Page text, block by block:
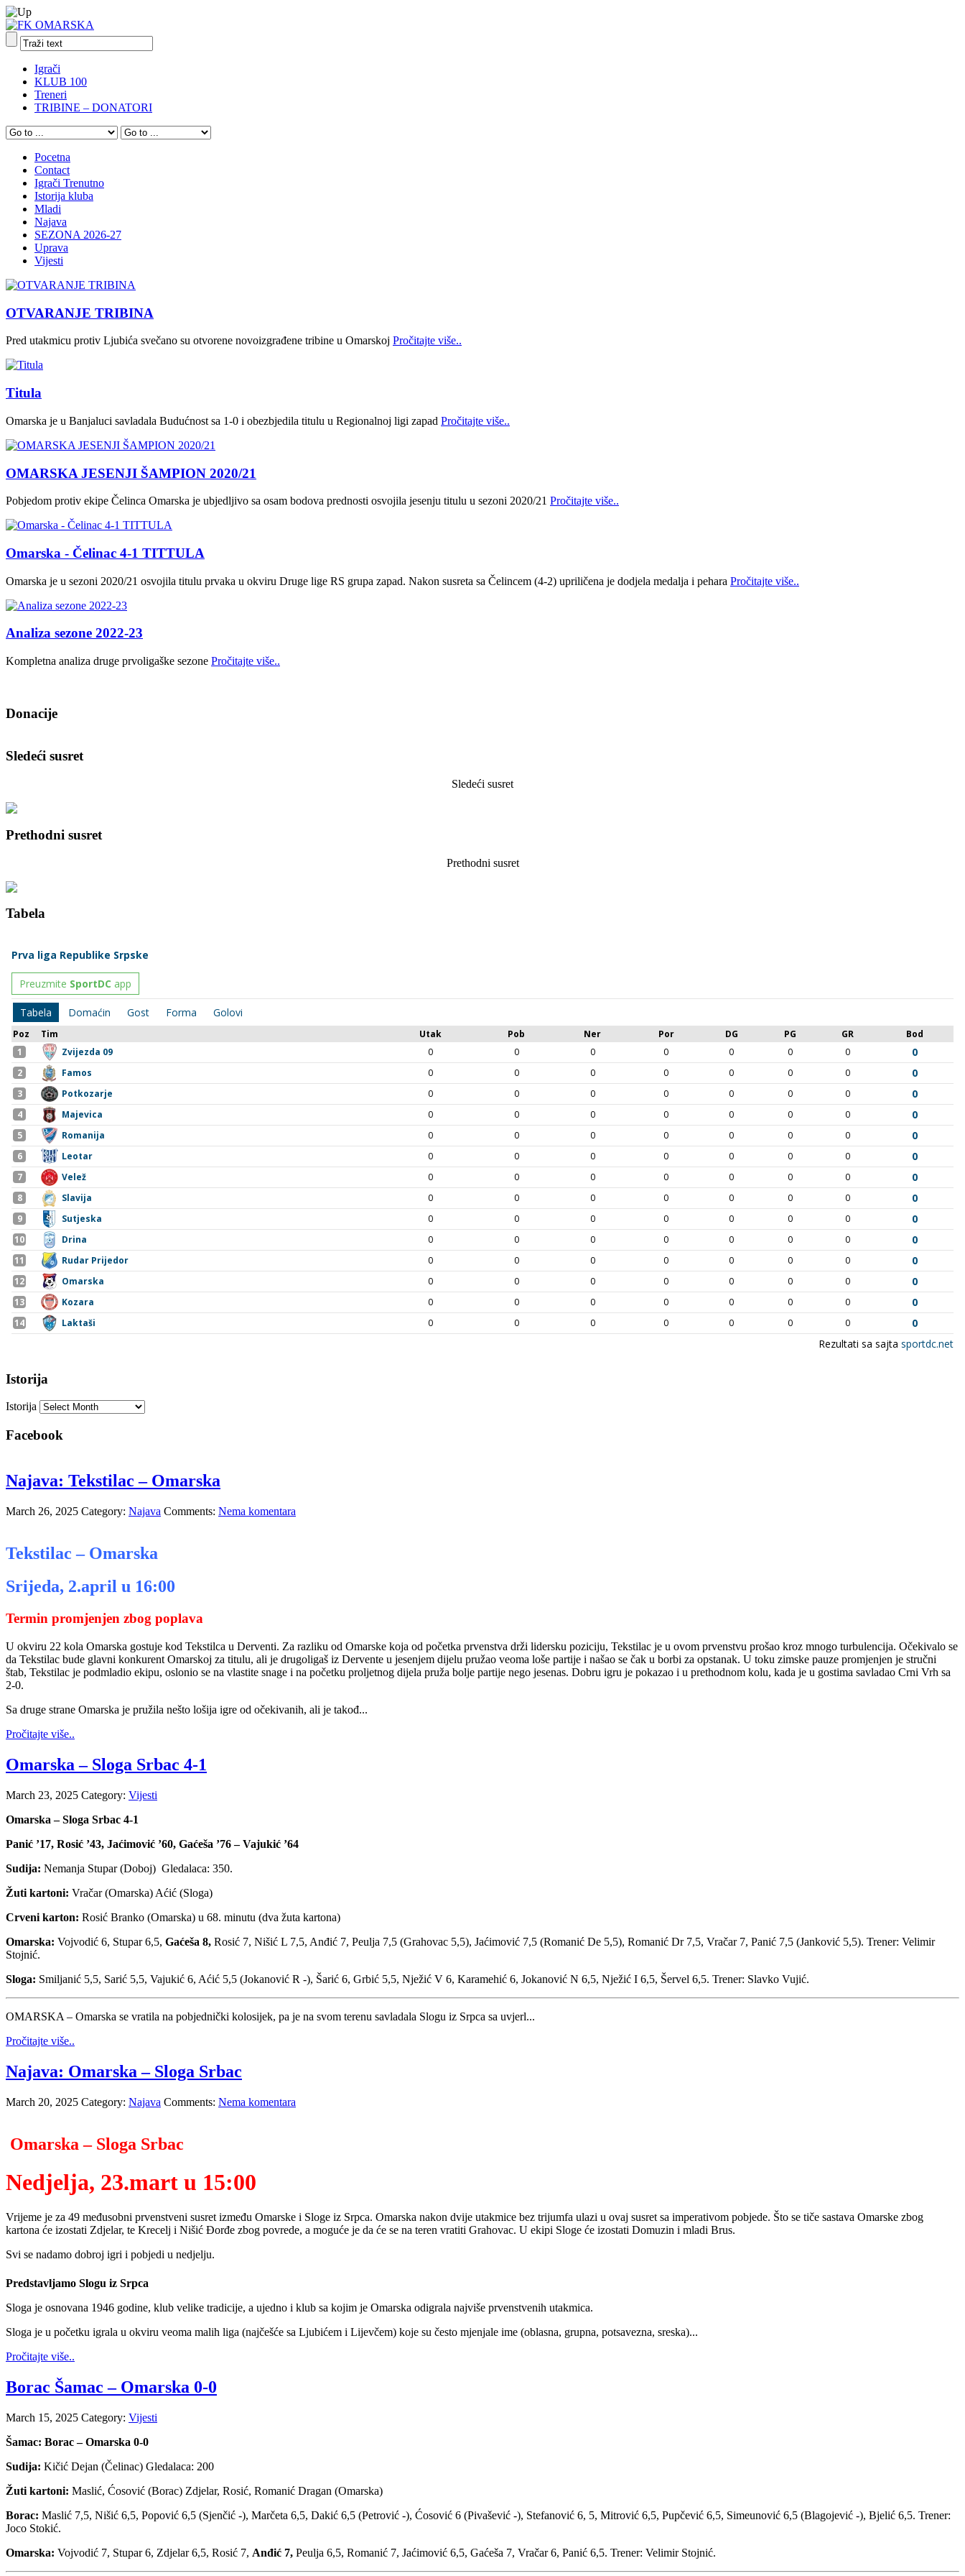
Igrači
KLUB 100
Treneri
TRIBINE – DONATORI
Pocetna
Contact
Igrači Trenutno
Istorija kluba
Mladi
Najava
SEZONA 2026-27
Uprava
Vijesti
OTVARANJE TRIBINA
Pred utakmicu protiv Ljubića svečano su otvorene novoizgrađene tribine u Omarskoj Pročitajte više..
Titula
Omarska je u Banjaluci savladala Budućnost sa 1-0 i obezbjedila titulu u Regionalnoj ligi zapad Pročitajte više..
OMARSKA JESENJI ŠAMPION 2020/21
Pobjedom protiv ekipe Čelinca Omarska je ubjedljivo sa osam bodova prednosti osvojila jesenju titulu u sezoni 2020/21 Pročitajte više..
Omarska - Čelinac 4-1 TITTULA
Omarska je u sezoni 2020/21 osvojila titulu prvaka u okviru Druge lige RS grupa zapad. Nakon susreta sa Čelincem (4-2) upriličena je dodjela medalja i pehara Pročitajte više..
Analiza sezone 2022-23
Kompletna analiza druge prvoligaške sezone Pročitajte više..
Donacije
Sledeći susret
Sledeći susret
Prethodni susret
Prethodni susret
Tabela
Istorija
Istorija
Facebook
Najava: Tekstilac – Omarska
March 26, 2025 Category: Najava Comments: Nema komentara
Tekstilac – Omarska
Srijeda, 2.april u 16:00
Termin promjenjen zbog poplava
U okviru 22 kola Omarska gostuje kod Tekstilca u Derventi. Za razliku od Omarske koja od početka prvenstva drži lidersku poziciju, Tekstilac je u ovom prvenstvu prošao kroz mnogo turbulencija. Očekivalo se
da Tekstilac bude glavni konkurent Omarskoj za titulu, ali je drugoligaš iz Dervente u jesenjem dijelu pružao veoma loše partije i našao se čak u borbi za opstanak. U toku zimske pauze promjenjen je stručni
štab, Tekstilac je podmladio ekipu, oslonio se na vlastite snage i na početku proljetnog dijela pruža bolje partije nego jesenas. Dobru igru je pokazao i u prethodnom kolu, kada je u gostima savladao Crni Vrh sa
2-0.
Sa druge strane Omarska je pružila nešto lošija igre od očekivanih, ali je takođ...
Pročitajte više..
Omarska – Sloga Srbac 4-1
March 23, 2025 Category: Vijesti
Omarska – Sloga Srbac 4-1
Panić ’17, Rosić ’43, Jaćimović ’60, Gaćeša ’76 – Vajukić ’64
Sudija: Nemanja Stupar (Doboj) Gledalaca: 350.
Žuti kartoni: Vračar (Omarska) Aćić (Sloga)
Crveni karton: Rosić Branko (Omarska) u 68. minutu (dva žuta kartona)
Omarska: Vojvodić 6, Stupar 6,5, Gaćeša 8, Rosić 7, Nišić L 7,5, Anđić 7, Peulja 7,5 (Grahovac 5,5), Jaćimović 7,5 (Romanić De 5,5), Romanić Dr 7,5, Vračar 7, Panić 7,5 (Janković 5,5). Trener: Velimir
Stojnić.
Sloga: Smiljanić 5,5, Sarić 5,5, Vajukić 6, Aćić 5,5 (Jokanović R -), Šarić 6, Grbić 5,5, Nježić V 6, Karamehić 6, Jokanović N 6,5, Nježić I 6,5, Šervel 6,5. Trener: Slavko Vujić.
OMARSKA – Omarska se vratila na pobjednički kolosijek, pa je na svom terenu savladala Slogu iz Srpca sa uvjerl...
Pročitajte više..
Najava: Omarska – Sloga Srbac
March 20, 2025 Category: Najava Comments: Nema komentara
Omarska – Sloga Srbac
Nedjelja, 23.mart u 15:00
Vrijeme je za 49 međusobni prvenstveni susret između Omarske i Sloge iz Srpca. Omarska nakon dvije utakmice bez trijumfa ulazi u ovaj susret sa imperativom pobjede. Što se tiče sastava Omarske zbog
kartona će izostati Zdjelar, te Krecelj i Nišić Đorđe zbog povrede, a moguće je da će se na teren vratiti Grahovac. U ekipi Sloge će izostati Domuzin i mladi Brus.
Svi se nadamo dobroj igri i pobjedi u nedjelju.
Predstavljamo Slogu iz Srpca
Sloga je osnovana 1946 godine, klub velike tradicije, a ujedno i klub sa kojim je Omarska odigrala najviše prvenstvenih utakmica.
Sloga je u početku igrala u okviru veoma malih liga (najčešće sa Ljubićem i Lijevčem) koje su često mjenjale ime (oblasna, grupna, potsavezna, sreska)...
Pročitajte više..
Borac Šamac – Omarska 0-0
March 15, 2025 Category: Vijesti
Šamac: Borac – Omarska 0-0
Sudija: Kičić Dejan (Čelinac) Gledalaca: 200
Žuti kartoni: Maslić, Ćosović (Borac) Zdjelar, Rosić, Romanić Dragan (Omarska)
Borac: Maslić 7,5, Nišić 6,5, Popović 6,5 (Sjenčić -), Marčeta 6,5, Dakić 6,5 (Petrović -), Ćosović 6 (Pivašević -), Stefanović 6, 5, Mitrović 6,5, Pupčević 6,5, Simeunović 6,5 (Blagojević -), Bjelić 6,5. Trener:
Joco Stokić.
Omarska: Vojvodić 7, Stupar 6, Zdjelar 6,5, Rosić 7, Anđić 7, Peulja 6,5, Romanić 7, Jaćimović 6,5, Gaćeša 7, Vračar 6, Panić 6,5. Trener: Velimir Stojnić.